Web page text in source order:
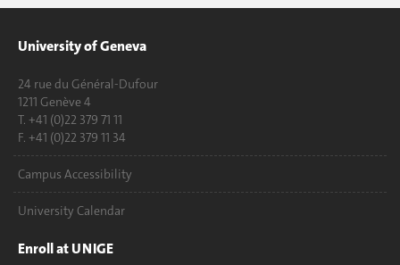
University of Geneva
24 rue du Général-Dufour
1211 Genève 4
T. +41 (0)22 379 71 11
F. +41 (0)22 379 11 34
Campus Accessibility
University Calendar
Enroll at UNIGE